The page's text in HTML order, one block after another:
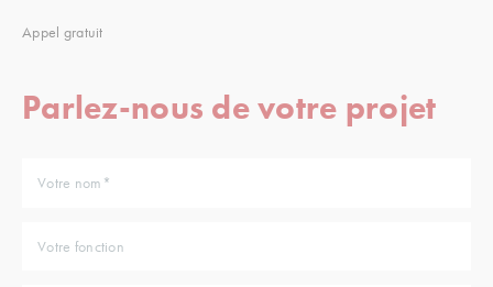
Appel gratuit
Parlez-nous de votre projet